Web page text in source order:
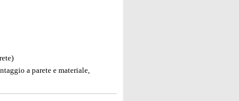
a parete e materiale,